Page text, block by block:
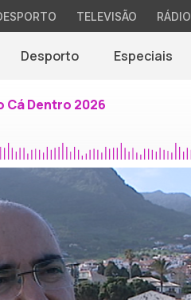
TELEVISÃO RÁDIO
Desporto Especiais
Cá Dentro 2026